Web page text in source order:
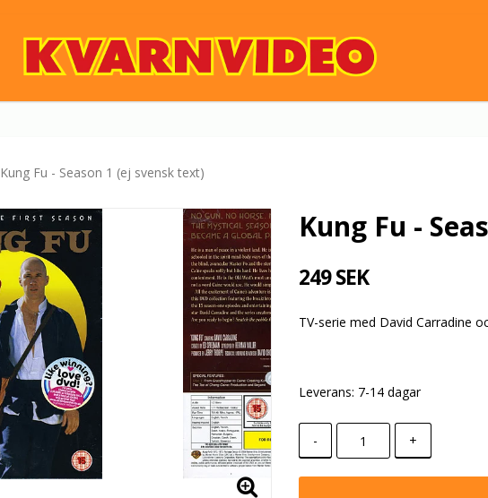
Kung Fu - Season 1 (ej svensk text)
Kung Fu -
249 SEK
TV-serie med David Carradine
Leverans: 7-14 dagar
- +